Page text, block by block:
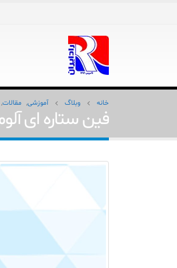
خانه وبلاگ آموزشی, مقالات,
فین ستاره ای